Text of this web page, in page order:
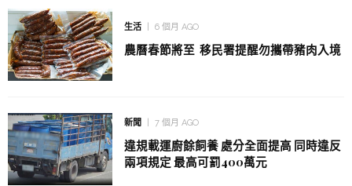
生活 6 個月 AGO
農曆春節將至 移民署提醒勿攜帶豬肉入境
新聞 7 個月 AGO
違規載運廚餘飼養 處分全面提高 同時違反
兩項規定 最高可罰400萬元